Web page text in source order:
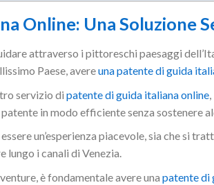
Online: Una Soluzione
attraverso i pittoreschi paesaggi
Paese, avereuna patente di guida
servizio di patente di guida italiana online,
in modo efficiente senza sostenere
un’esperienza piacevole, sia che si
lungo i canali di Venezia.
è fondamentale avere una patente di